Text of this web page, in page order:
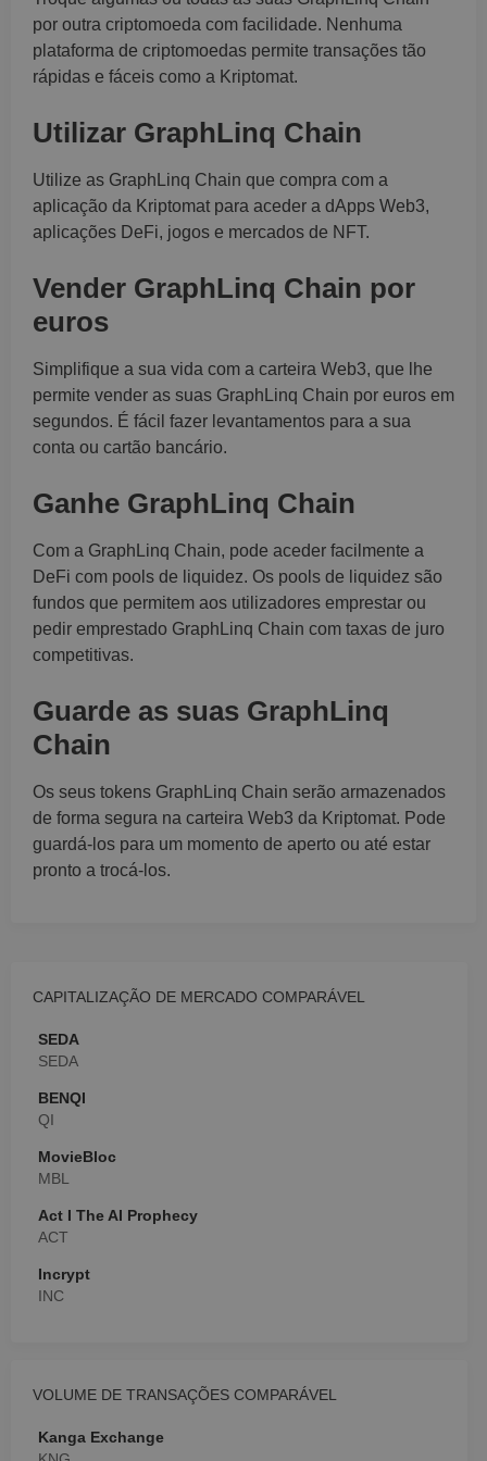
por outra criptomoeda com facilidade. Nenhuma
plataforma de criptomoedas permite transações tão
rápidas e fáceis como a Kriptomat.
Utilizar GraphLinq Chain
Utilize as GraphLinq Chain que compra com a
aplicação da Kriptomat para aceder a dApps Web3,
aplicações DeFi, jogos e mercados de NFT.
Vender GraphLinq Chain por
euros
Simplifique a sua vida com a carteira Web3, que lhe
permite vender as suas GraphLinq Chain por euros em
segundos. É fácil fazer levantamentos para a sua
conta ou cartão bancário.
Ganhe GraphLinq Chain
Com a GraphLinq Chain, pode aceder facilmente a
DeFi com pools de liquidez. Os pools de liquidez são
fundos que permitem aos utilizadores emprestar ou
pedir emprestado GraphLinq Chain com taxas de juro
competitivas.
Guarde as suas GraphLinq
Chain
Os seus tokens GraphLinq Chain serão armazenados
de forma segura na carteira Web3 da Kriptomat. Pode
guardá-los para um momento de aperto ou até estar
pronto a trocá-los.
CAPITALIZAÇÃO DE MERCADO COMPARÁVEL
SEDA
SEDA
BENQI
QI
MovieBloc
MBL
Act I The AI Prophecy
ACT
Incrypt
INC
VOLUME DE TRANSAÇÕES COMPARÁVEL
Kanga Exchange
FUNCIONALIDADE